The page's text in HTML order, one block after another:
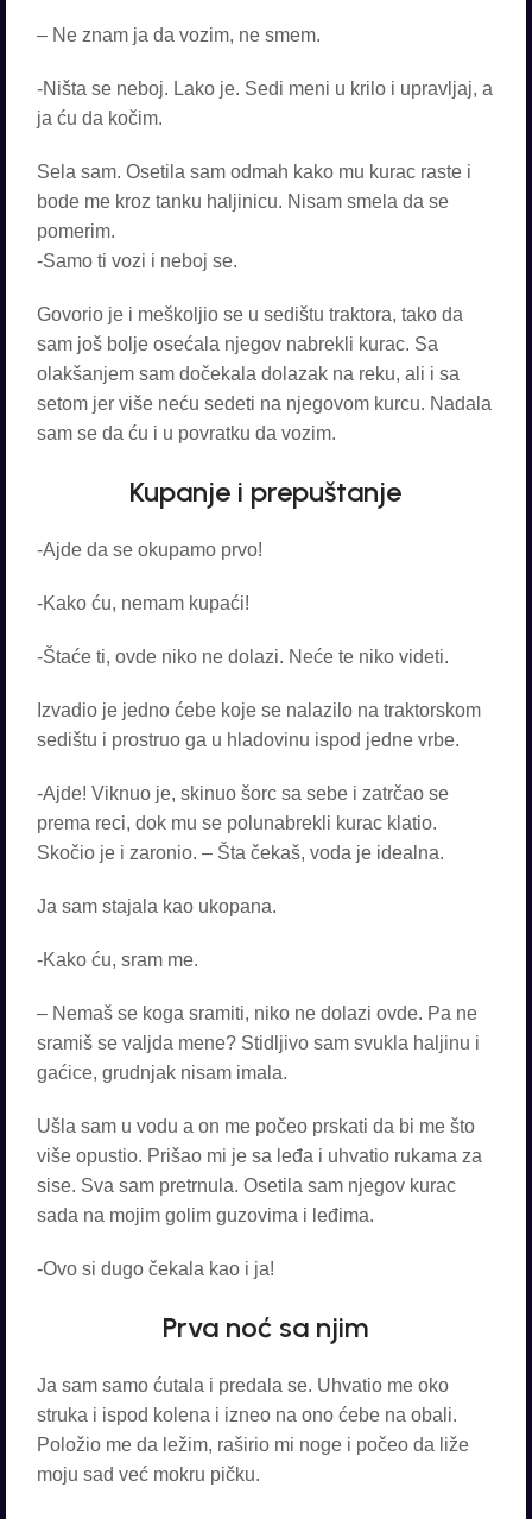
– Ne znam ja da vozim, ne smem.
-Ništa se neboj. Lako je. Sedi meni u krilo i upravljaj, a
ja ću da kočim.
Sela sam. Osetila sam odmah kako mu kurac raste i
bode me kroz tanku haljinicu. Nisam smela da se
pomerim.
-Samo ti vozi i neboj se.
Govorio je i meškoljio se u sedištu traktora, tako da
sam još bolje osećala njegov nabrekli kurac. Sa
olakšanjem sam dočekala dolazak na reku, ali i sa
setom jer više neću sedeti na njegovom kurcu. Nadala
sam se da ću i u povratku da vozim.
Kupanje i prepuštanje
-Ajde da se okupamo prvo!
-Kako ću, nemam kupaći!
-Štaće ti, ovde niko ne dolazi. Neće te niko videti.
Izvadio je jedno ćebe koje se nalazilo na traktorskom
sedištu i prostruo ga u hladovinu ispod jedne vrbe.
-Ajde! Viknuo je, skinuo šorc sa sebe i zatrčao se
prema reci, dok mu se polunabrekli kurac klatio.
Skočio je i zaronio. – Šta čekaš, voda je idealna.
Ja sam stajala kao ukopana.
-Kako ću, sram me.
– Nemaš se koga sramiti, niko ne dolazi ovde. Pa ne
sramiš se valjda mene? Stidljivo sam svukla haljinu i
gaćice, grudnjak nisam imala.
Ušla sam u vodu a on me počeo prskati da bi me što
više opustio. Prišao mi je sa leđa i uhvatio rukama za
sise. Sva sam pretrnula. Osetila sam njegov kurac
sada na mojim golim guzovima i leđima.
-Ovo si dugo čekala kao i ja!
Prva noć sa njim
Ja sam samo ćutala i predala se. Uhvatio me oko
struka i ispod kolena i izneo na ono ćebe na obali.
Položio me da ležim, raširio mi noge i počeo da liže
moju sad već mokru pičku.